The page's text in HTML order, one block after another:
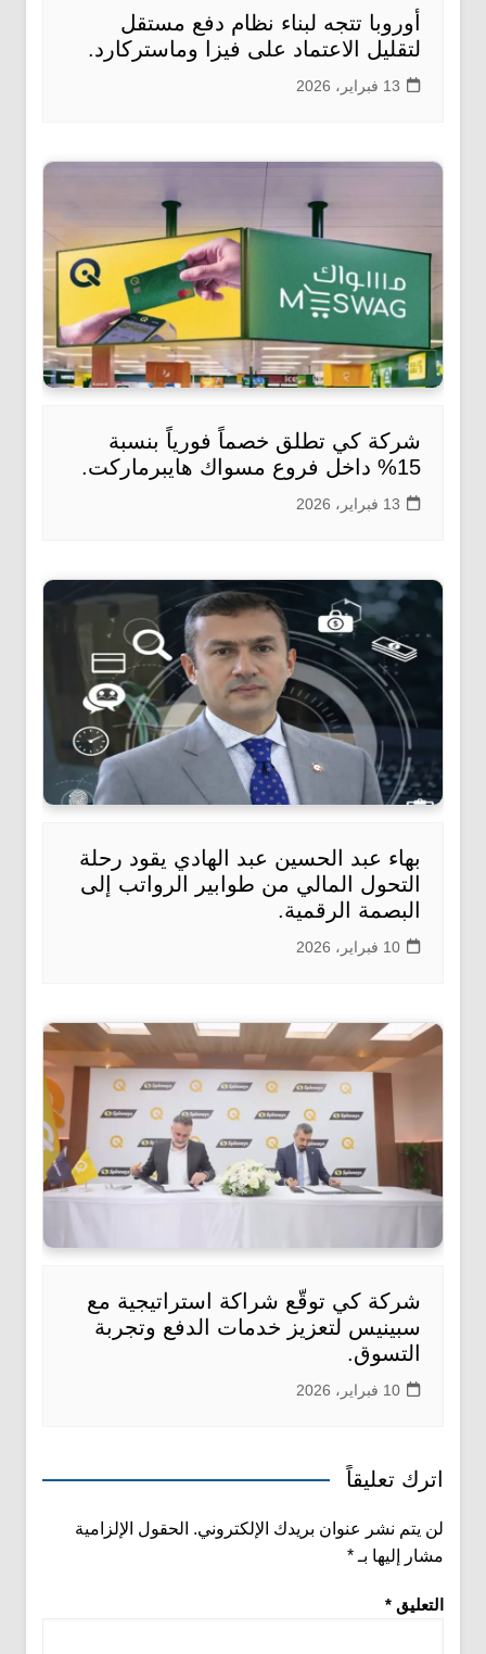
أوروبا تتجه لبناء نظام دفع مستقل
لتقليل الاعتماد على فيزا وماستركارد.
13 فبراير، 2026
شركة كي تطلق خصماً فورياً بنسبة
15% داخل فروع مسواك هايبرماركت.
13 فبراير، 2026
بهاء عبد الحسين عبد الهادي يقود رحلة
التحول المالي من طوابير الرواتب إلى
البصمة الرقمية.
10 فبراير، 2026
شركة كي توقّع شراكة استراتيجية مع
سبينيس لتعزيز خدمات الدفع وتجربة
التسوق.
10 فبراير، 2026
اترك تعليقاً
لن يتم نشر عنوان بريدك الإلكتروني. الحقول الإلزامية
مشار إليها بـ *
التعليق *